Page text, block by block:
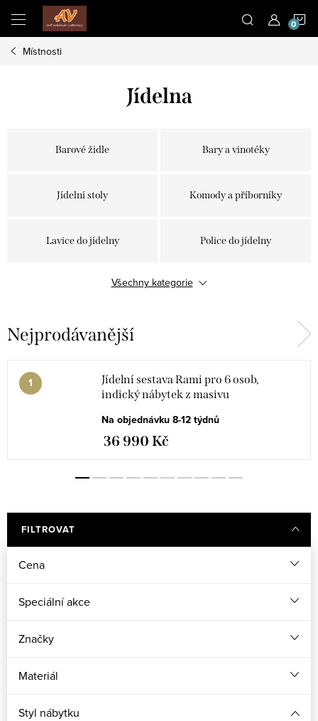
obsah
Místnosti
Jídelna
Barové židle Bary a vinotéky
Jídelní stoly Komody a příborníky
Lavice do jídelny Police do jídelny
Prosklené vitríny Zrcadla do jídelny
Židle do jídelny
Všechny kategorie
Nejprodávanější
Jídelní sestava Rami pro 6 osob,
indický nábytek z masivu
Na objednávku 8-12 týdnů
36 990 Kč
FILTROVAT
Cena
Speciální akce
Značky
Materiál
Styl nábytku